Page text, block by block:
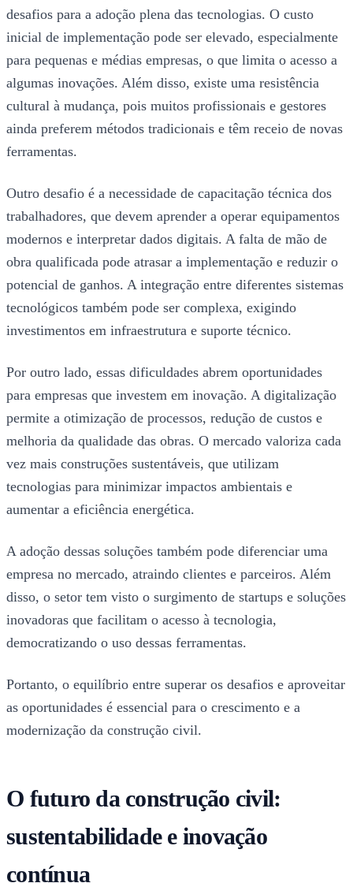
desafios para a adoção plena das tecnologias. O custo
inicial de implementação pode ser elevado, especialmente
para pequenas e médias empresas, o que limita o acesso a
algumas inovações. Além disso, existe uma resistência
cultural à mudança, pois muitos profissionais e gestores
ainda preferem métodos tradicionais e têm receio de novas
ferramentas.
Outro desafio é a necessidade de capacitação técnica dos
trabalhadores, que devem aprender a operar equipamentos
modernos e interpretar dados digitais. A falta de mão de
obra qualificada pode atrasar a implementação e reduzir o
potencial de ganhos. A integração entre diferentes sistemas
tecnológicos também pode ser complexa, exigindo
investimentos em infraestrutura e suporte técnico.
Por outro lado, essas dificuldades abrem oportunidades
para empresas que investem em inovação. A digitalização
permite a otimização de processos, redução de custos e
melhoria da qualidade das obras. O mercado valoriza cada
vez mais construções sustentáveis, que utilizam
tecnologias para minimizar impactos ambientais e
aumentar a eficiência energética.
A adoção dessas soluções também pode diferenciar uma
empresa no mercado, atraindo clientes e parceiros. Além
disso, o setor tem visto o surgimento de startups e soluções
inovadoras que facilitam o acesso à tecnologia,
democratizando o uso dessas ferramentas.
Portanto, o equilíbrio entre superar os desafios e aproveitar
as oportunidades é essencial para o crescimento e a
modernização da construção civil.
O futuro da construção civil:
sustentabilidade e inovação
contínua